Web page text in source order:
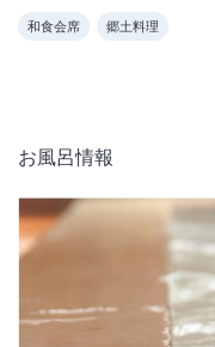
和食会席 郷土料理
お風呂情報